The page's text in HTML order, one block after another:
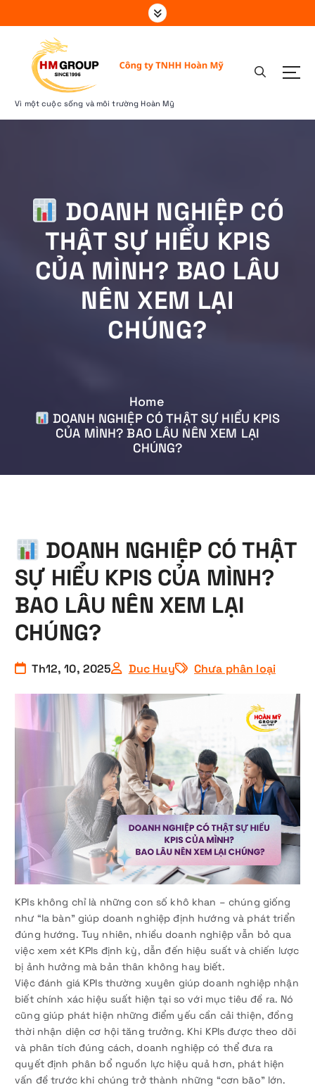
k
o
Vì một cuộc sống và môi trường Hoàn Mỹ
DOANH NGHIỆP CÓ
THẬT SỰ HIỂU KPIS
CỦA MÌNH? BAO LÂU
NÊN XEM LẠI
CHÚNG?
Home
DOANH NGHIỆP CÓ THẬT SỰ HIỂU KPIS
CỦA MÌNH? BAO LÂU NÊN XEM LẠI
CHÚNG?
DOANH NGHIỆP CÓ THẬT
SỰ HIỂU KPIS CỦA MÌNH?
BAO LÂU NÊN XEM LẠI
CHÚNG?
Th12, 10, 2025 Duc Huy Chưa phân loại
KPIs không chỉ là những con số khô khan – chúng giống
như “la bàn” giúp doanh nghiệp định hướng và phát triển
đúng hướng. Tuy nhiên, nhiều doanh nghiệp vẫn bỏ qua
việc xem xét KPIs định kỳ, dẫn đến hiệu suất và chiến lược
bị ảnh hưởng mà bản thân không hay biết.
Việc đánh giá KPIs thường xuyên giúp doanh nghiệp nhận
biết chính xác hiệu suất hiện tại so với mục tiêu đề ra. Nó
cũng giúp phát hiện những điểm yếu cần cải thiện, đồng
thời nhận diện cơ hội tăng trưởng. Khi KPIs được theo dõi
và phân tích đúng cách, doanh nghiệp có thể đưa ra
quyết định phân bổ nguồn lực hiệu quả hơn, phát hiện
vấn đề trước khi chúng trở thành những “cơn bão” lớn.